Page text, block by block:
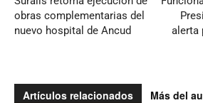
obras complementarias del
nuevo hospital de Ancud
alerta
Artículos relacionados Más del